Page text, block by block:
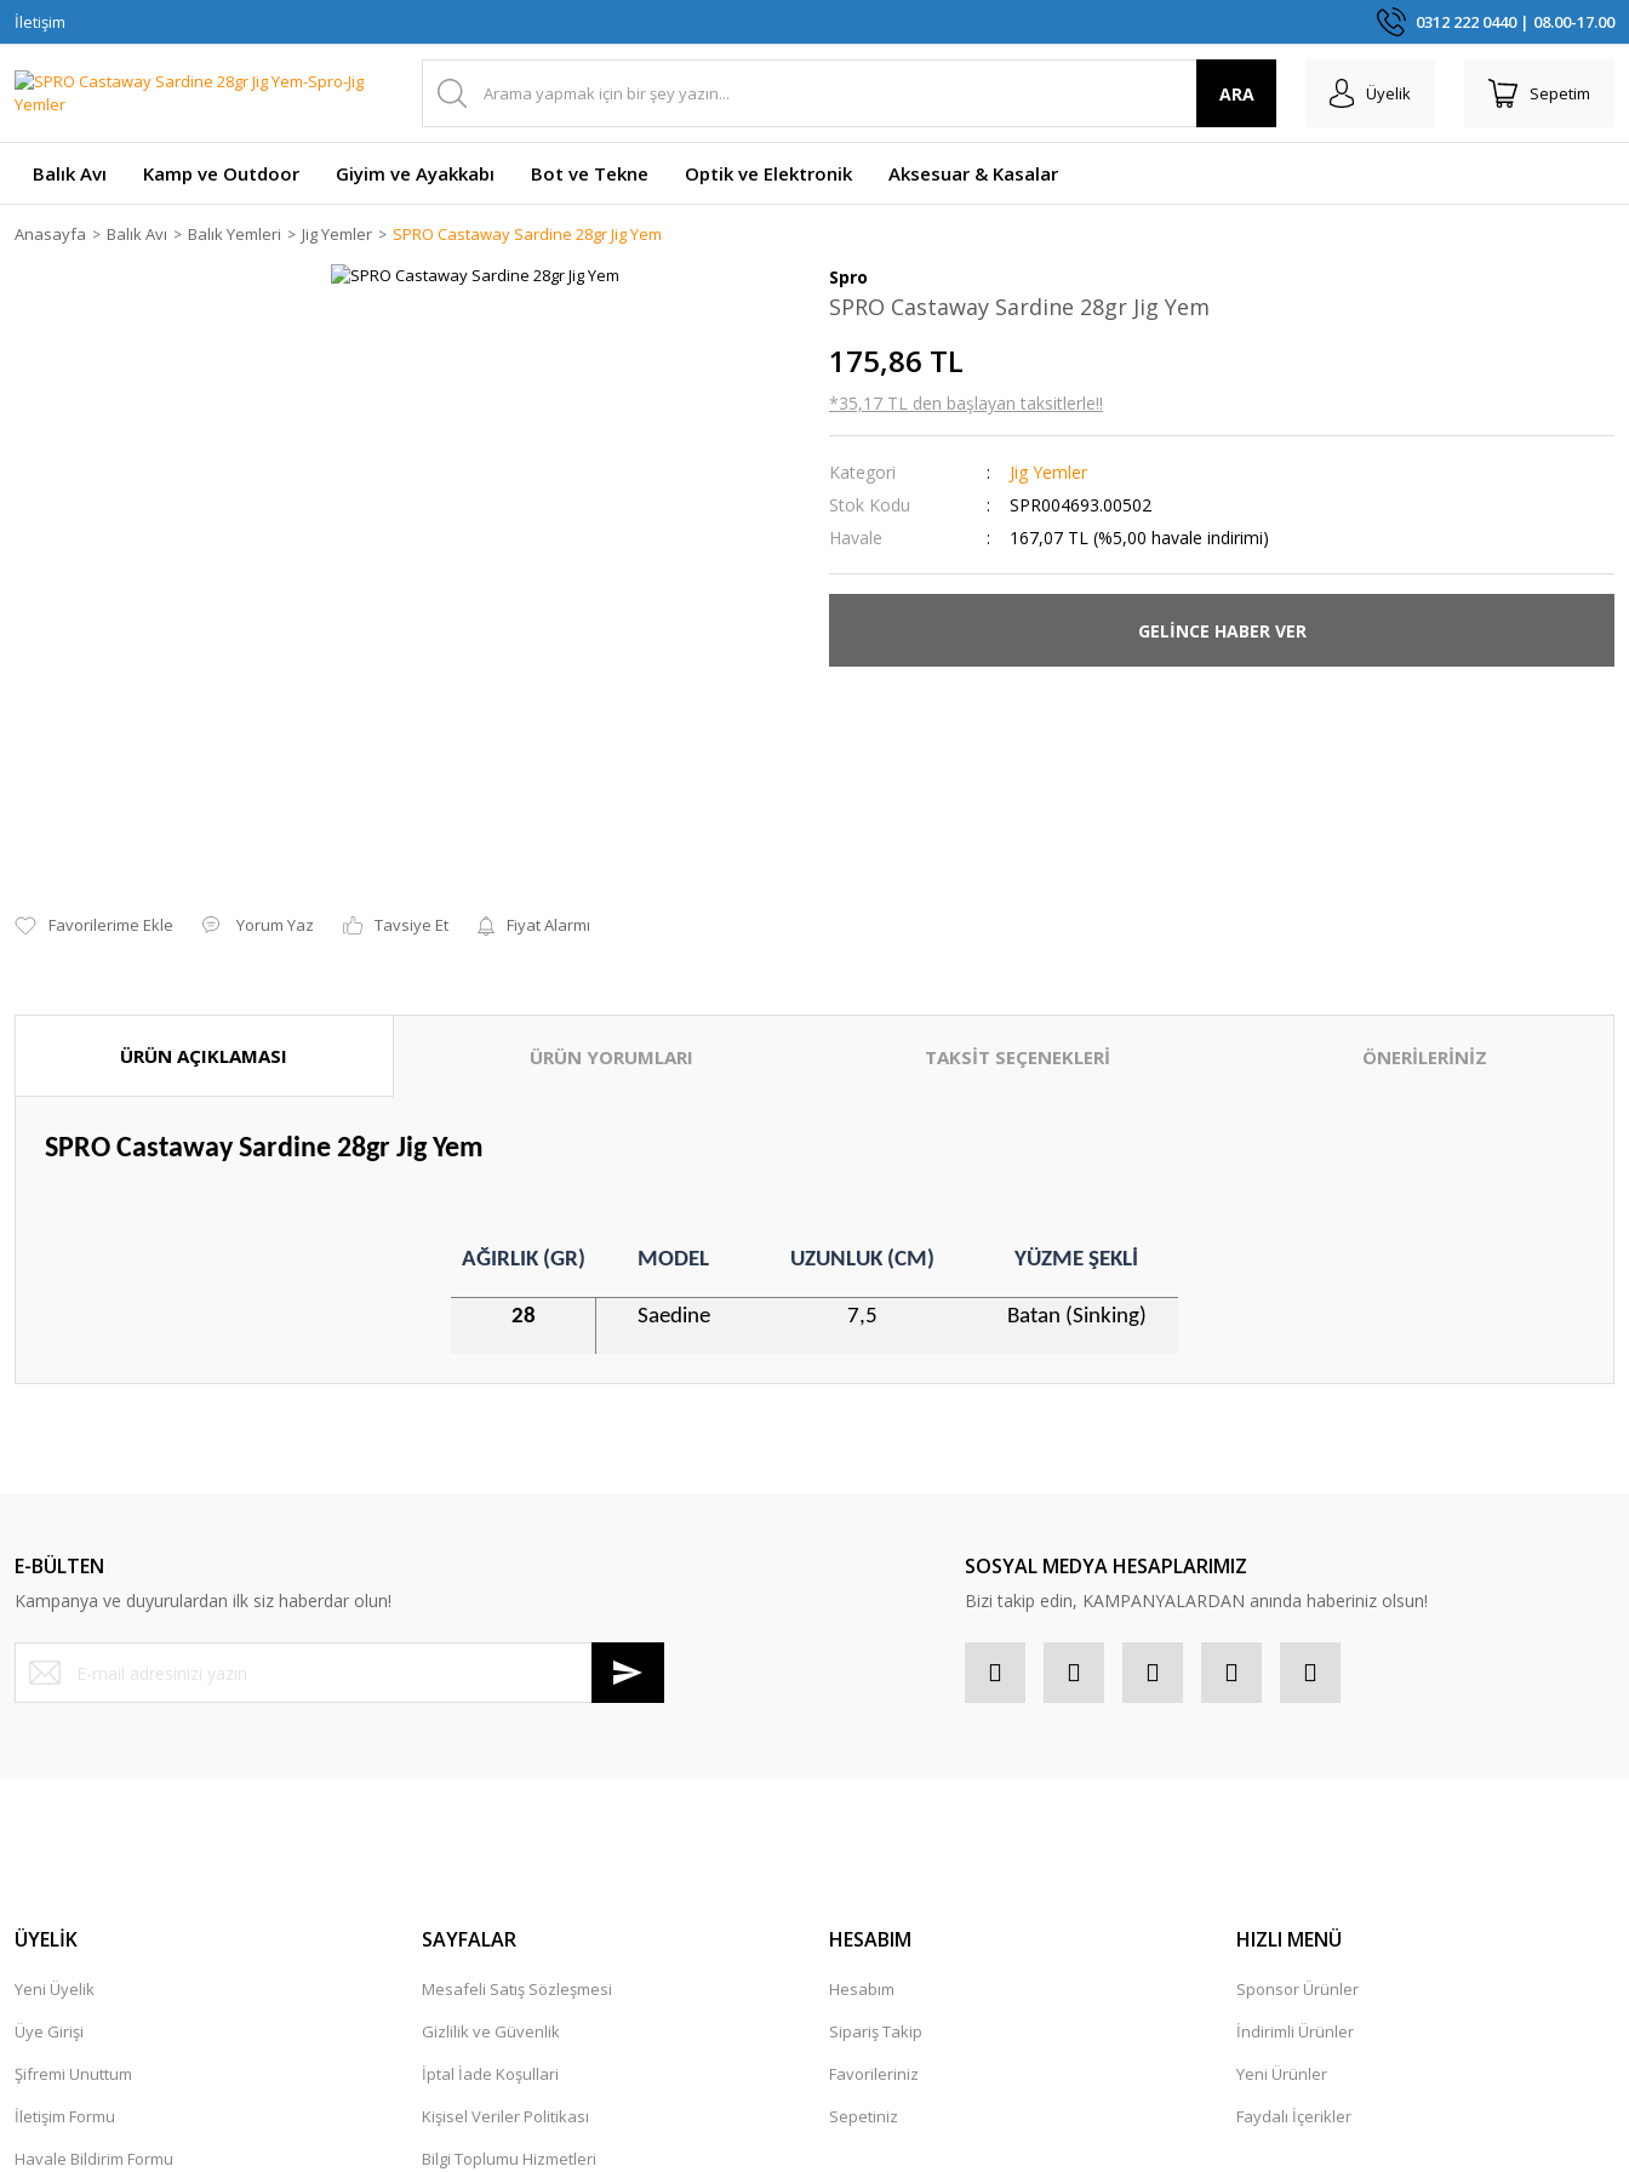
İletişim 0312 222 0440 | 08.00-17.00
ARA Üyelik Sepetim
Balık Avı Kamp ve Outdoor Giyim ve Ayakkabı Bot ve Tekne Optik ve Elektronik Aksesuar & Kasalar
Anasayfa Balık Avı Balık Yemleri Jig Yemler SPRO Castaway Sardine 28gr Jig Yem
Yorum Yaz Tavsiye Et Fiyat Alarmı
Spro
SPRO Castaway Sardine 28gr Jig Yem
175,86 TL
*35,17 TL den başlayan taksitlerle!!
Kategori
Jig Yemler
Stok Kodu
SPR004693.00502
Havale
167,07 TL (%5,00 havale indirimi)
GELİNCE HABER VER
ÜRÜN AÇIKLAMASI ÜRÜN YORUMLARI TAKSİT SEÇENEKLERİ ÖNERİLERİNİZ
SPRO Castaway Sardine 28gr Jig Yem
AĞIRLIK (GR) MODEL UZUNLUK (CM) YÜZME ŞEKLİ
28 Saedine 7,5 Batan (Sinking)
Ürün bilgilerinde hatalar bulunuyor.
Ürün fiyatı diğer sitelerden daha pahalı.
Bu ürüne benzer farklı alternatifler olmalı.
E-BÜLTEN
Kampanya ve duyurulardan ilk siz haberdar olun!
SOSYAL MEDYA HESAPLARIMIZ
Bizi takip edin, KAMPANYALARDAN anında haberiniz olsun!
ÜYELİK
Yeni Üyelik
Üye Girişi
Şifremi Unuttum
İletişim Formu
Havale Bildirim Formu
SAYFALAR
Mesafeli Satış Sözleşmesi
Gizlilik ve Güvenlik
İptal İade Koşullari
Kişisel Veriler Politikası
Bilgi Toplumu Hizmetleri
HESABIM
Hesabım
Sipariş Takip
Favorileriniz
Sepetiniz
HIZLI MENÜ
Sponsor Ürünler
İndirimli Ürünler
Yeni Ürünler
Faydalı İçerikler